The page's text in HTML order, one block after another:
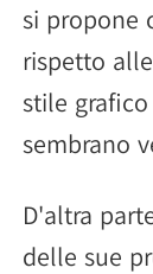
si propone
rispetto
stile
sembrano
D'altra
delle sue